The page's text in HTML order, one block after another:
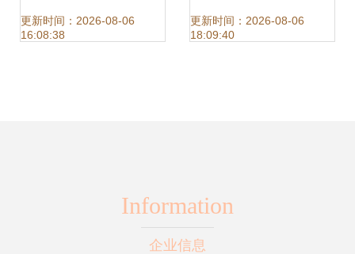
单颗（珠面）探索
更新时间：2026-08-06
16:08:38
流焊工艺的完美结
更新时间：2026-08-06
18:09:40
Information
企业信息